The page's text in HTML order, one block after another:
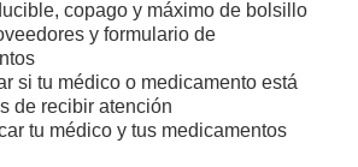
copago y máximo de bolsillo
y formulario de
si tu médico o medicamento está
de recibir atención
tu médico y tus medicamentos